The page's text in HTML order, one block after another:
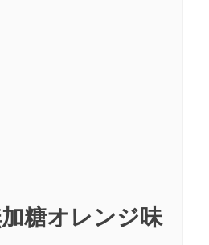
糖オレンジ味